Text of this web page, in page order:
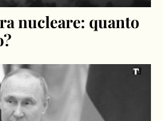
nucleare: quanto